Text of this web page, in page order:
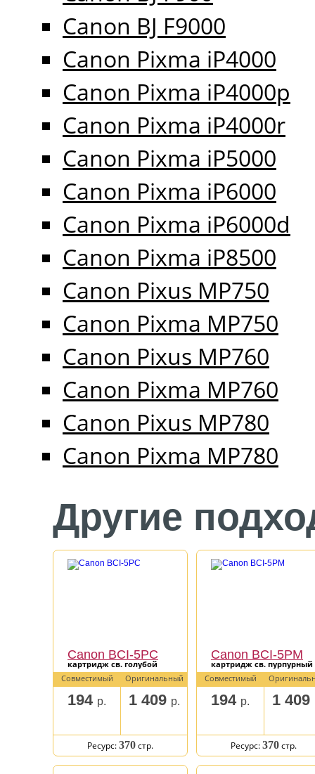
Canon BJ F9000
Canon Pixma iP4000
Canon Pixma iP4000p
Canon Pixma iP4000r
Canon Pixma iP5000
Canon Pixma iP6000
Canon Pixma iP6000d
Canon Pixma iP8500
Canon Pixus MP750
Canon Pixma MP750
Canon Pixus MP760
Canon Pixma MP760
Canon Pixus MP780
Canon Pixma MP780
Другие
Canon BCI-5PC
картридж св. голубой
Совместимый
194 р.
Оригинальный
1 409 р.
Ресурс:370стр.
Canon BCI-5PM
картридж св. пурпурный
Совместимый
194 р. 1 409
Ресурс:370стр.